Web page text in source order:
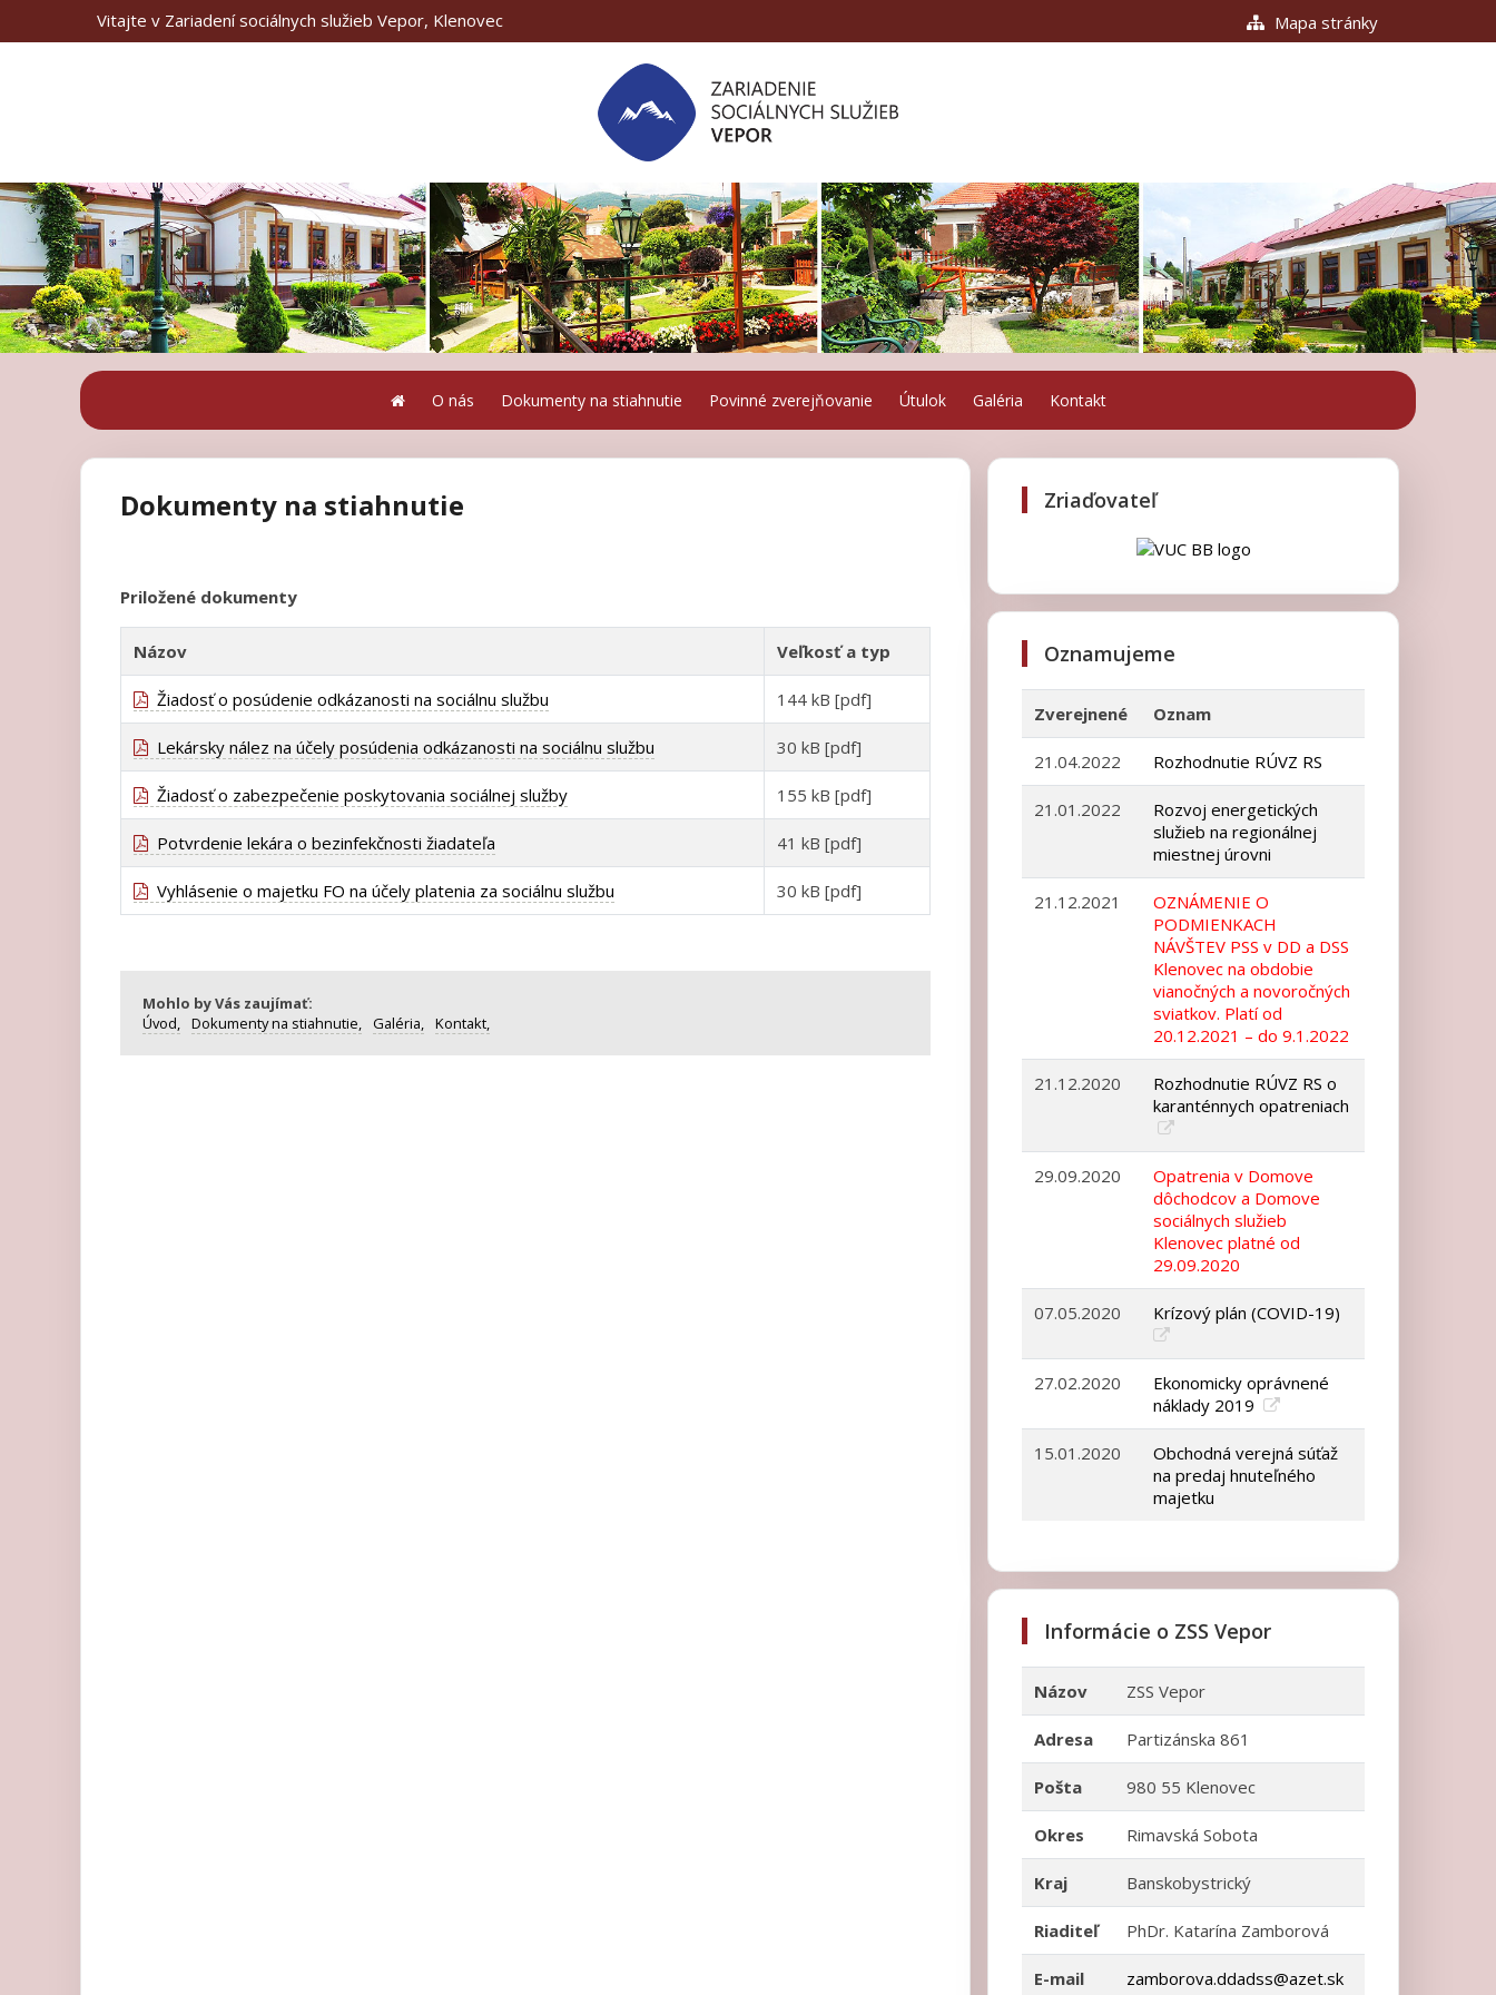
Vitajte v Zariadení sociálnych služieb Vepor, Klenovec Mapa stránky
O nás Dokumenty na stiahnutie Povinné zverejňovanie Útulok Galéria Kontakt
Dokumenty na stiahnutie
Priložené dokumenty
Názov Veľkosť a typ
Žiadosť o posúdenie odkázanosti na sociálnu službu 144 kB [pdf]
Lekársky nález na účely posúdenia odkázanosti na sociálnu službu 30 kB [pdf]
Žiadosť o zabezpečenie poskytovania sociálnej služby 155 kB [pdf]
Potvrdenie lekára o bezinfekčnosti žiadateľa 41 kB [pdf]
Vyhlásenie o majetku FO na účely platenia za sociálnu službu 30 kB [pdf]
Mohlo by Vás zaujímať:
Úvod, Dokumenty na stiahnutie, Galéria, Kontakt,
Zriaďovateľ
Oznamujeme
Zverejnené Oznam
21.04.2022 Rozhodnutie RÚVZ RS
21.01.2022
Rozvoj energetických
služieb na regionálnej
miestnej úrovni
21.12.2021
OZNÁMENIE O
PODMIENKACH
NÁVŠTEV PSS v DD a DSS
Klenovec na obdobie
vianočných a novoročných
sviatkov. Platí od
20.12.2021 – do 9.1.2022
21.12.2020
Rozhodnutie RÚVZ RS o
karanténnych opatreniach
29.09.2020
Opatrenia v Domove
dôchodcov a Domove
sociálnych služieb
Klenovec platné od
29.09.2020
07.05.2020 Krízový plán (COVID-19)
27.02.2020
Ekonomicky oprávnené
náklady 2019
15.01.2020
Obchodná verejná súťaž
na predaj hnuteľného
majetku
Informácie o ZSS Vepor
Názov ZSS Vepor
Adresa Partizánska 861
Pošta 980 55 Klenovec
Okres Rimavská Sobota
Kraj Banskobystrický
Riaditeľ PhDr. Katarína Zamborová
E-mail zamborova.ddadss@azet.sk